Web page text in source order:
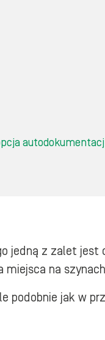
jedną z zalet
na
podobnie jak w